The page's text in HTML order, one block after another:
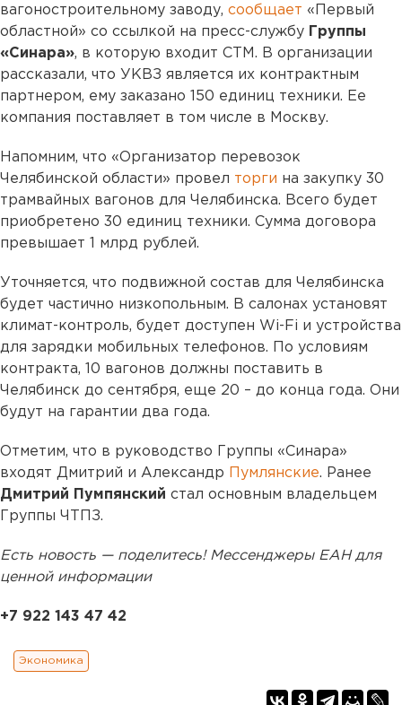
вагоностроительному заводу, сообщает «Первый
областной» со ссылкой на пресс-службу Группы
«Синара», в которую входит СТМ. В организации
рассказали, что УКВЗ является их контрактным
партнером, ему заказано 150 единиц техники. Ее
компания поставляет в том числе в Москву.
Напомним, что «Организатор перевозок
Челябинской области» провел торги на закупку 30
трамвайных вагонов для Челябинска. Всего будет
приобретено 30 единиц техники. Сумма договора
превышает 1 млрд рублей.
Уточняется, что подвижной состав для Челябинска
будет частично низкопольным. В салонах установят
климат-контроль, будет доступен Wi-Fi и устройства
для зарядки мобильных телефонов. По условиям
контракта, 10 вагонов должны поставить в
Челябинск до сентября, еще 20 – до конца года. Они
будут на гарантии два года.
Отметим, что в руководство Группы «Синара»
входят Дмитрий и Александр
Пумлянские. Ранее
Дмитрий Пумпянский стал основным владельцем
Группы ЧТПЗ.
Есть новость — поделитесь! Мессенджеры ЕАН для
ценной информации
+7 922 143 47 42
Экономика